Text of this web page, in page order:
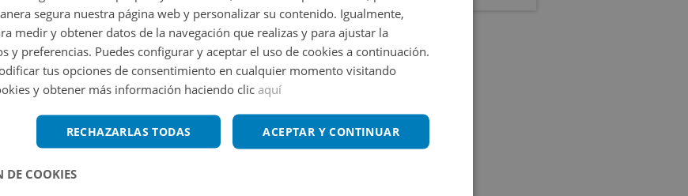
segura nuestra página web y personalizar su contenido. Igualmente,
medir y obtener datos de la navegación que realizas y para ajustar la
y preferencias. Puedes configurar y aceptar el uso de cookies a continuación.
tus opciones de consentimiento en cualquier momento visitando
y obtener más información haciendo clicaquí
ACEPTAR Y CONTINUAR
RECHAZARLAS TODAS
DE COOKIES